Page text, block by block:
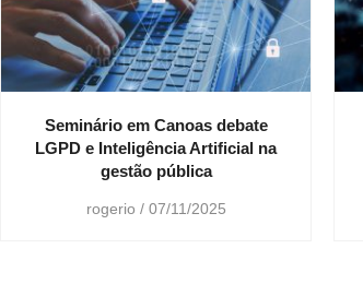
Seminário em Canoas debate
LGPD e Inteligência Artificial na
gestão pública
rogerio 07/11/2025